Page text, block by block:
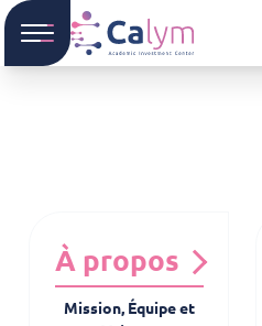
À propos
Mission, Équipe et